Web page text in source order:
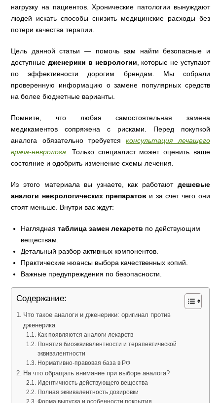
нагрузку на пациентов. Хронические патологии вынуждают
людей искать способы снизить медицинские расходы без
потери качества терапии.
Цель данной статьи — помочь вам найти безопасные и
доступныедженерики в неврологии , которые не уступают
по эффективности дорогим брендам. Мы собрали
проверенную информацию о замене популярных средств
на более бюджетные варианты.
Помните, что любая самостоятельная замена
медикаментов сопряжена с рисками. Перед покупкой
аналога обязательно требуетсяконсультация лечащего
врача-невролога
Только специалист может оценить ваше
состояние и одобрить изменение схемы лечения.
Из этого материала вы узнаете, как работают дешевые
аналоги неврологических препаратов и за счет чего они
стоят меньше. Внутри вас ждут:
Нагляднаятаблица замен лекарств по действующим
веществам.
Детальный разбор активных компонентов.
Практические нюансы выбора качественных копий.
Важные предупреждения по безопасности.
Содержание:
Что такое аналоги и дженерики: оригинал против
дженерика
Как появляются аналоги лекарств
Понятия биоэквивалентности и терапевтической
эквивалентности
Нормативно-правовая база в РФ
На что обращать внимание при выборе аналога?
Идентичность действующего вещества
Полная эквивалентность дозировки
Форма выпуска и особенности покрытия